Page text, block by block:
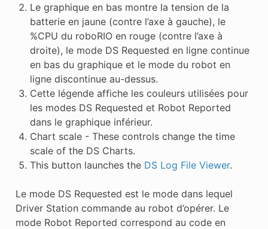
Le graphique en bas montre la tension de la
batterie en jaune (contre l’axe à gauche), le
%CPU du roboRIO en rouge (contre l’axe à
droite), le mode DS Requested en ligne continue
en bas du graphique et le mode du robot en
ligne discontinue au-dessus.
Cette légende affiche les couleurs utilisées pour
les modes DS Requested et Robot Reported
dans le graphique inférieur.
Chart scale - These controls change the time
scale of the DS Charts.
This button launches the DS Log File Viewer.
Le mode DS Requested est le mode dans lequel
Driver Station commande au robot d’opérer. Le
mode Robot Reported correspond au code en